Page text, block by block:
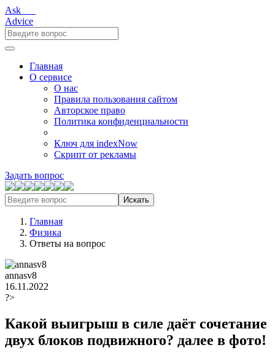
Ask___
Advice
Главная
О сервисе
О нас
Правила пользования сайтом
Авторское право
Политика конфиденциальности
Ключ для indexNow
Скрипт от рекламы
Задать вопрос
Искать
Главная
Физика
Ответы на вопрос
annasv8
16.11.2022
?>
Какой выигрыш в силе даёт сочетание
двух блоков подвижного? далее в фото!